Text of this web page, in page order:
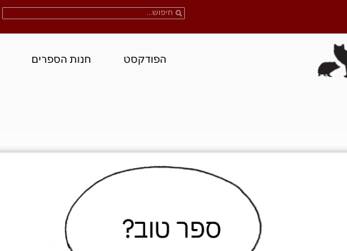
הפודקסט חנות הספרים